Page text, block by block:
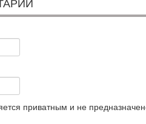
приватным и не